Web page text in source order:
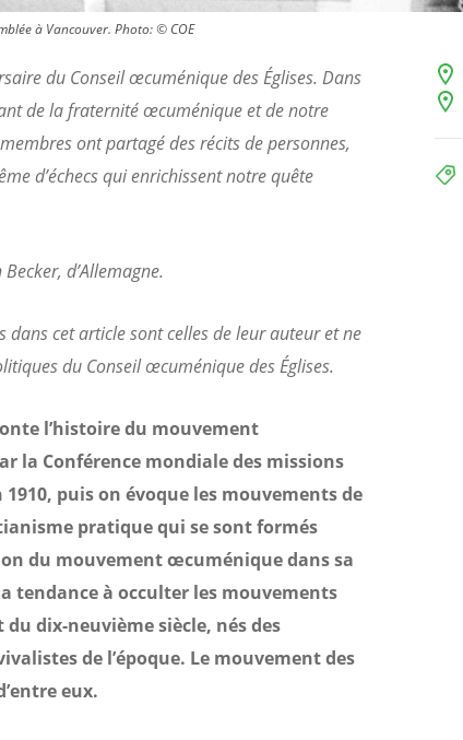
à Vancouver. Photo: © COE
du Conseil œcuménique des Églises. Dans
de la fraternité œcuménique et de notre
ont partagé des récits de personnes,
d’échecs qui enrichissent notre quête
d’Allemagne.
dans cet article sont celles de leur auteur et ne
du Conseil œcuménique des Églises.
l’histoire du mouvement
la Conférence mondiale des missions
puis on évoque les mouvements de
pratique qui se sont formés
du mouvement œcuménique dans sa
tendance à occulter les mouvements
dix-neuvième siècle, nés des
de l’époque. Le mouvement des
eux.